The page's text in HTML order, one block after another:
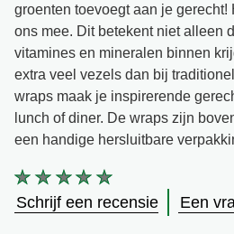
groenten toevoegt aan je gerecht!
ons mee. Dit betekent niet alleen
vitamines en mineralen binnen
extra veel vezels dan bij
wraps maak je inspirerende
lunch of diner. De wraps zijn
een handige hersluitbare
Geen
beoordelingen
Schrijf een recensie Een